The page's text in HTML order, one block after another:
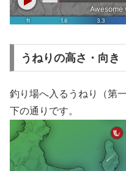
うねりの高さ・向き
釣り場へ入るうねり（第
下の通りです。